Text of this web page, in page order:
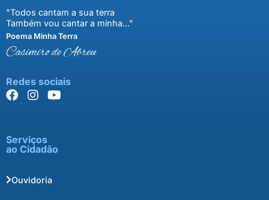
"Todos cantam a sua terra
Também vou cantar a minha..."
Poema Minha Terra
Casimiro de Abreu
Redes sociais
Serviços
ao Cidadão
Ouvidoria